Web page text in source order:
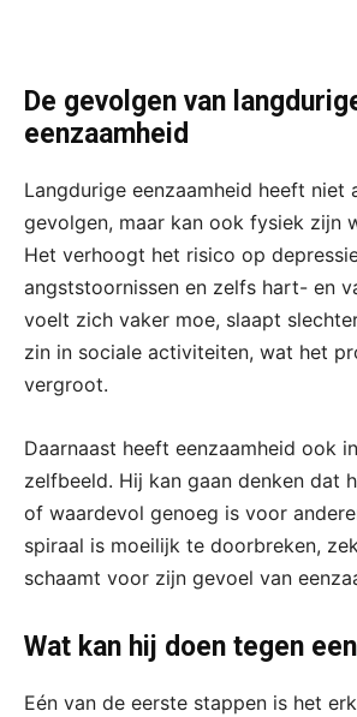
De gevolgen van
eenzaamheid
Langdurige eenzaamheid heeft niet
gevolgen, maar kan ook fysiek zijn
Het verhoogt het risico op
angststoornissen en zelfs hart- en
voelt zich vaker moe, slaapt
zin in sociale activiteiten, wat het
vergroot.
Daarnaast heeft eenzaamheid ook
zelfbeeld. Hij kan gaan denken dat
of waardevol genoeg is voor
spiraal is moeilijk te doorbreken,
schaamt voor zijn gevoel van
Wat kan hij doen tegen
Eén van de eerste stappen is het